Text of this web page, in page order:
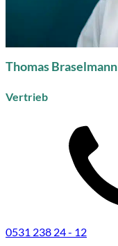
Thomas Braselmann
Vertrieb
0531 238 24 - 12